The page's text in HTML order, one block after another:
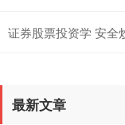
证券股票投资学 安全
最新文章